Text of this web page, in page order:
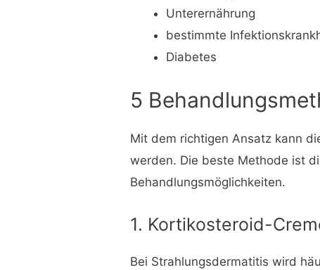
Unterernährung
bestimmte
Diabetes
5
Mit dem richtigen Ansatz kann
werden. Die beste Methode ist
Behandlungsmöglichkeiten.
1. Kortikosteroid-
Bei Strahlungsdermatitis wird